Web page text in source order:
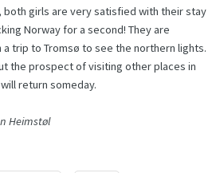
girls are very satisfied with their stay
Norway for a second! They are
trip to Tromsø to see the northern lights.
the prospect of visiting other places in
return someday.
Heimstøl